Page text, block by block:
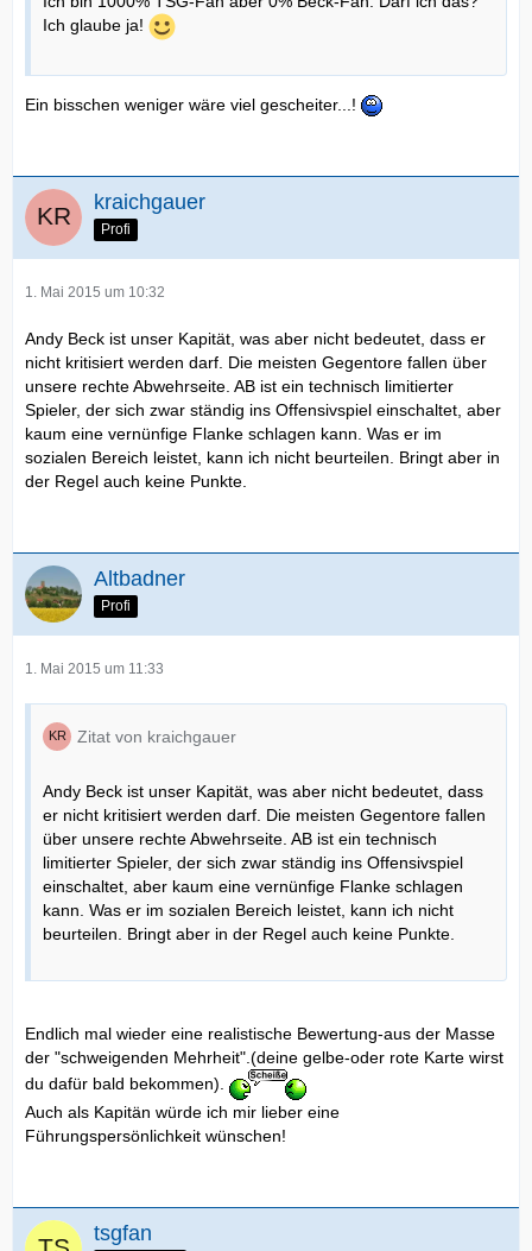
Ich glaube ja!
Ein bisschen weniger wäre viel gescheiter...!
kraichgauer
Profi
1. Mai 2015 um 10:32
Andy Beck ist unser Kapität, was aber nicht bedeutet, dass er
nicht kritisiert werden darf. Die meisten Gegentore fallen über
unsere rechte Abwehrseite. AB ist ein technisch limitierter
Spieler, der sich zwar ständig ins Offensivspiel einschaltet, aber
kaum eine vernünfige Flanke schlagen kann. Was er im
sozialen Bereich leistet, kann ich nicht beurteilen. Bringt aber in
der Regel auch keine Punkte.
Altbadner
Profi
1. Mai 2015 um 11:33
Zitat von kraichgauer
Andy Beck ist unser Kapität, was aber nicht bedeutet, dass
er nicht kritisiert werden darf. Die meisten Gegentore fallen
über unsere rechte Abwehrseite. AB ist ein technisch
limitierter Spieler, der sich zwar ständig ins Offensivspiel
einschaltet, aber kaum eine vernünfige Flanke schlagen
kann. Was er im sozialen Bereich leistet, kann ich nicht
beurteilen. Bringt aber in der Regel auch keine Punkte.
Endlich mal wieder eine realistische Bewertung-aus der Masse
der "schweigenden Mehrheit".(deine gelbe-oder rote Karte wirst
du dafür bald bekommen).
Auch als Kapitän würde ich mir lieber eine
Führungspersönlichkeit wünschen!
tsgfan